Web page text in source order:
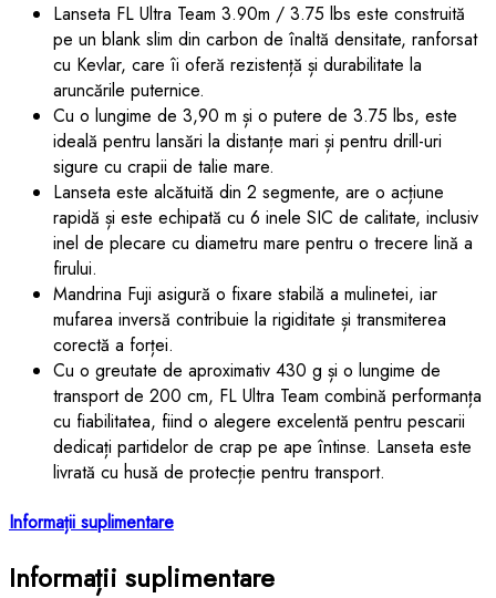
Lanseta FL Ultra Team 3.90m / 3.75 lbs este construită
pe un blank slim din carbon de înaltă densitate, ranforsat
cu Kevlar, care îi oferă rezistență și durabilitate la
aruncările puternice.
Cu o lungime de 3,90 m și o putere de 3.75 lbs, este
ideală pentru lansări la distanțe mari și pentru drill-uri
sigure cu crapii de talie mare.
Lanseta este alcătuită din 2 segmente, are o acțiune
rapidă și este echipată cu 6 inele SIC de calitate, inclusiv
inel de plecare cu diametru mare pentru o trecere lină a
firului.
Mandrina Fuji asigură o fixare stabilă a mulinetei, iar
mufarea inversă contribuie la rigiditate și transmiterea
corectă a forței.
Cu o greutate de aproximativ 430 g și o lungime de
transport de 200 cm, FL Ultra Team combină performanța
cu fiabilitatea, fiind o alegere excelentă pentru pescarii
dedicați partidelor de crap pe ape întinse. Lanseta este
livrată cu husă de protecție pentru transport.
Informații suplimentare
Informații suplimentare